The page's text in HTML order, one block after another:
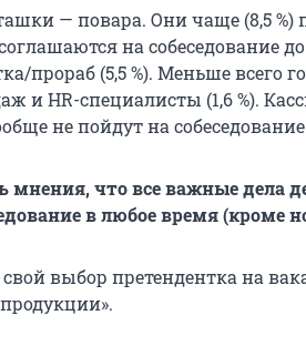
— повара. Они чаще (8,5 %)
на собеседование
прораб (5,5 %). Меньше всего
и HR-специалисты (1,6 %).
не пойдут на
что все важные дела
в любое время (кроме
выбор претендентка на